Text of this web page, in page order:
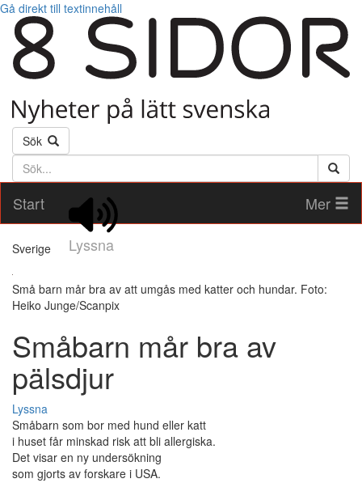
Gå direkt till textinnehåll
Sök
Söktext
Start
Lyssna
Mer
Sverige
Små barn mår bra av att umgås med katter och hundar. Foto:
Heiko Junge/Scanpix
Småbarn mår bra av
pälsdjur
Lyssna
Småbarn som bor med hund eller katt
i huset får minskad risk att bli allergiska.
Det visar en ny undersökning
som gjorts av forskare i USA.